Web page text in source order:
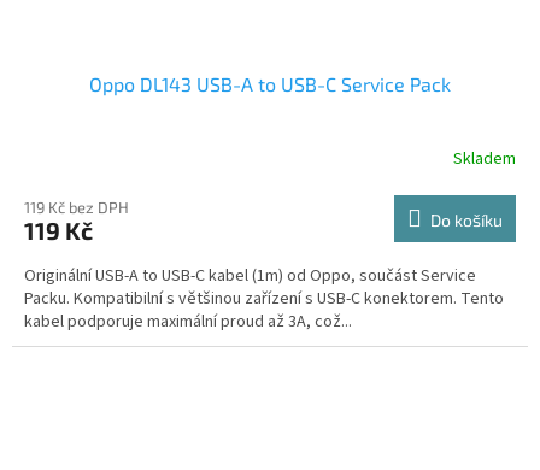
Oppo DL143 USB-A to USB-C Service Pack
Skladem
119 Kč bez DPH
119 Kč Do košíku
Originální USB-A to USB-C kabel (1m) od Oppo, součást Service
Packu. Kompatibilní s většinou zařízení s USB-C konektorem. Tento
kabel podporuje maximální proud až 3A, což...